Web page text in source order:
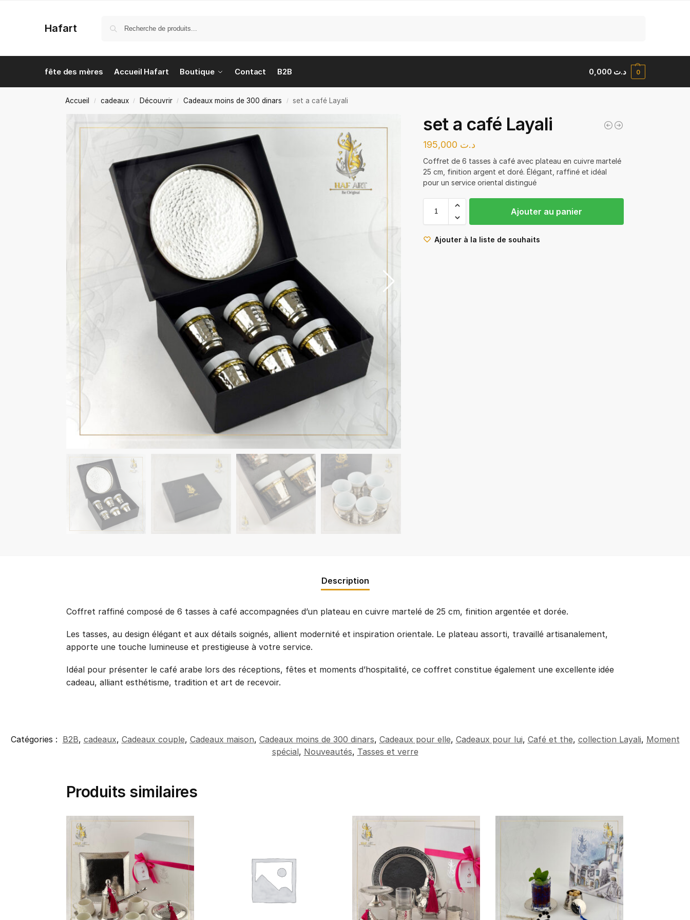
Hafart
fête des mères Accueil Hafart Boutique Contact B2B د.ت 0
Accueil / cadeaux / Découvrir / Cadeaux moins de 300 dinars / set a café Layali
set a café Layali
د.ت
Coffret de 6 tasses à café avec plateau en cuivre martelé
25 cm, finition argent et doré. Élégant, raffiné et idéal
pour un service oriental distingué
Ajouter au panier
Ajouter à la liste de souhaits
Description
Coffret raffiné composé de 6 tasses à café accompagnées d’un plateau en cuivre martelé de 25 cm, finition argentée et dorée.
Les tasses, au design élégant et aux détails soignés, allient modernité et inspiration orientale. Le plateau assorti, travaillé artisanalement,
apporte une touche lumineuse et prestigieuse à votre service.
Idéal pour présenter le café arabe lors des réceptions, fêtes et moments d’hospitalité, ce coffret constitue également une excellente idée
cadeau, alliant esthétisme, tradition et art de recevoir.
Catégories : B2B, cadeaux, Cadeaux couple, Cadeaux maison, Cadeaux moins de 300 dinars, Cadeaux pour elle, Cadeaux pour lui, Café et the, collection Layali, Moment
spécial, Nouveautés, Tasses et verre
Produits similaires